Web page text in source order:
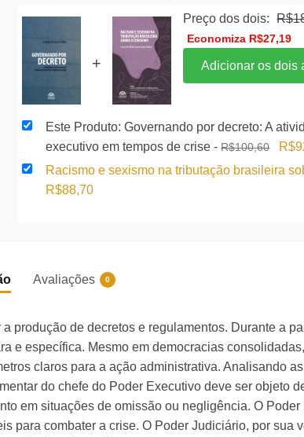
+
Preço dos dois: R$
Economiza R$27,19
Adicionar os dois
Este Produto: Governando por decreto: A
executivo em tempos de crise-R$100,60
O
R$
Racismo e sexismo na tributação brasileira
O
R$88,70O
Avaliações 0
produção de decretos e regulamentos. Durante a
e específica. Mesmo em democracias
claros para a ação administrativa. Analisando
do chefe do Poder Executivo deve ser objeto
em situações de omissão ou negligência. O
para combater a crise. O Poder Judiciário, por sua